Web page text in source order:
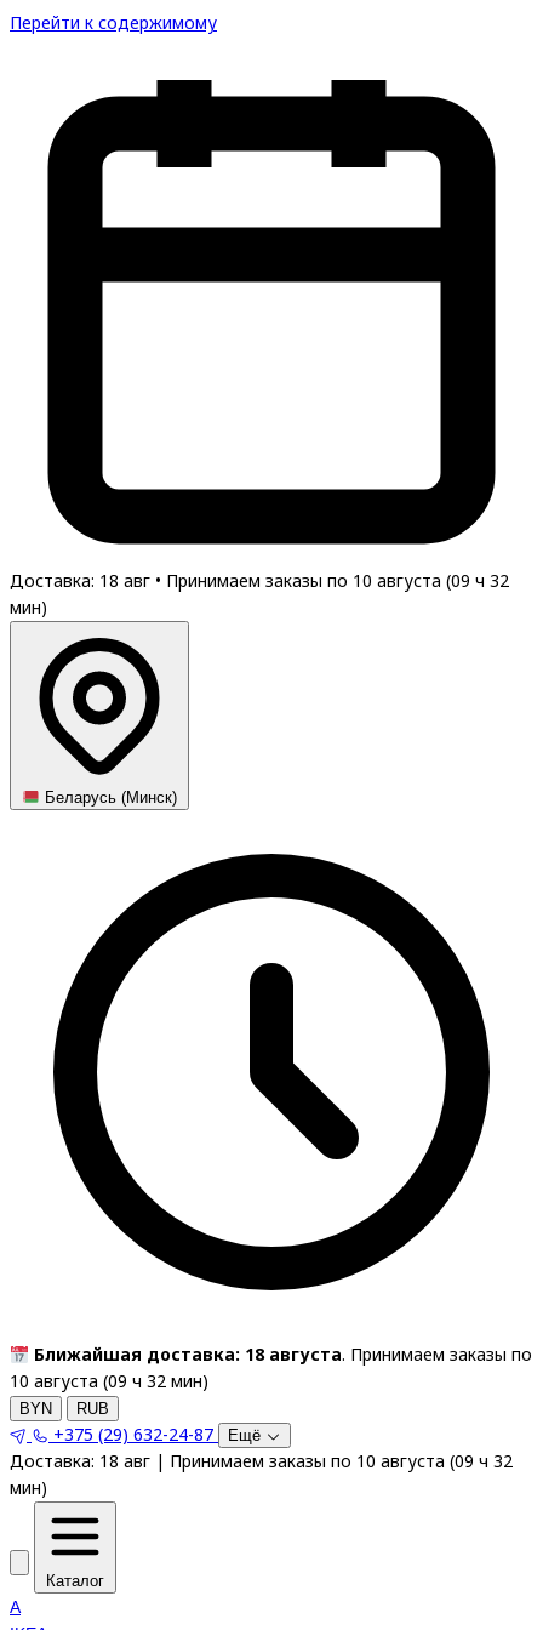
Перейти к содержимому
Доставка: 18 авг • Принимаем заказы по 10 августа (09 ч 32
мин)
Беларусь (Минск)
Ближайшая доставка: 18 августа. Принимаем заказы по
10 августа (09 ч 32 мин)
BYN RUB
+375 (29) 632-24-87 Ещё
Доставка: 18 авг | Принимаем заказы по 10 августа (09 ч 32
мин)
Каталог
A